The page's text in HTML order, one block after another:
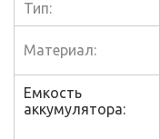
Тип:
Материал:
Емкость
аккумулятора: